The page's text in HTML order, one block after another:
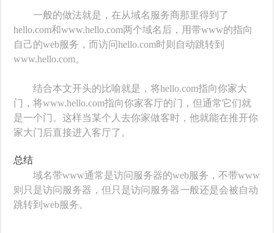
一般的做法就是，在从域名服务商那里得到了
hello.com和www.hello.com两个域名后，用带www的指向
自己的web服务，而访问hello.com时则自动跳转到
www.hello.com。
结合本文开头的比喻就是，将hello.com指向你家大
门，将www.hello.com指向你家客厅的门，但通常它们就
是一个门。这样当某个人去你家做客时，他就能在推开你
家大门后直接进入客厅了。
总结
域名带www通常是访问服务器的web服务，不带www
则只是访问服务器，但只是访问服务器一般还是会被自动
跳转到web服务。